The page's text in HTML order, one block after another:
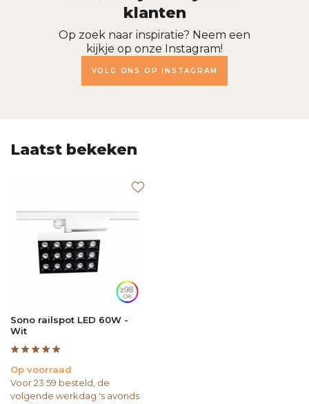
klanten
Op zoek naar inspiratie? Neem een
kijkje op onze Instagram!
VOLG ONS OP INSTAGRAM
Laatst bekeken
Sono railspot LED 60W -
Wit
Op voorraad
Voor 23:59 besteld, de
volgende werkdag 's avonds